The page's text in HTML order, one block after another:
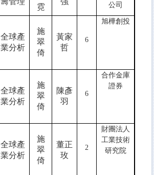
霓
公司
全球產
業分析
施
翠
倚
黃家
哲
6
旭樺創投
全球產
業分析
施
翠
倚
陳彥
羽
6
合作金庫
證券
全球產
業分析
施
翠
倚
董正
玫
2
財團法人
工業技術
研究院